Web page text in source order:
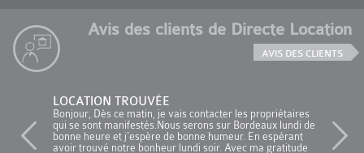
Avis des clients de Directe Location
AVIS DES CLIENTS
LOCATION TROUVÉE
Bonjour, Dès ce matin, je vais contacter les propriétaires
qui se sont manifestés.Nous serons sur Bordeaux lundi de
bonne heure et j'espère de bonne humeur. En espérant
avoir trouvé notre bonheur lundi soir. Avec ma gratitude